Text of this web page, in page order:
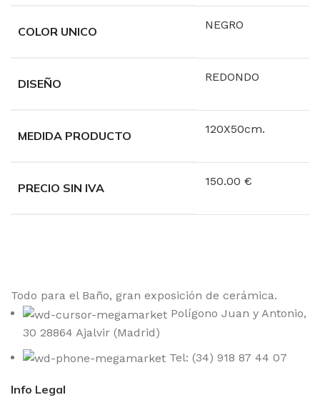
COLOR UNICO NEGRO
DISEÑO REDONDO
MEDIDA PRODUCTO 120X50cm.
PRECIO SIN IVA 150.00 €
Todo para el Baño, gran exposición de cerámica.
Polígono Juan y Antonio,
30 28864 Ajalvir (Madrid)
Tel: (34) 918 87 44 07
Info Legal